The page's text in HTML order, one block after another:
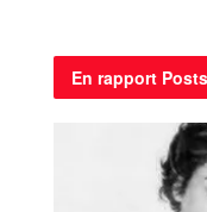
En rapport Posts